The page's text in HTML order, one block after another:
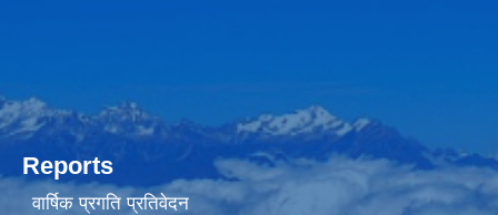
Reports
वार्षिक प्रगति प्रतिवेदन